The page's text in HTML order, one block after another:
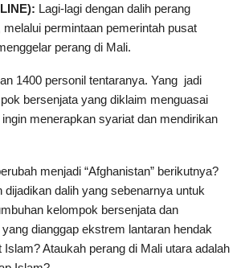
Lagi-lagi dengan dalih perang
permintaan pemerintah pusat
perang di Mali.
1400 personil tentaranya. Yang jadi
bersenjata yang diklaim menguasai
menerapkan syariat dan mendirikan
menjadi “Afghanistan” berikutnya?
dijadikan dalih yang sebenarnya untuk
kelompok bersenjata dan
dianggap ekstrem lantaran hendak
Ataukah perang di Mali utara adalah